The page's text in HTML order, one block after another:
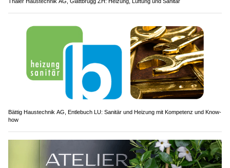
Bättig Haustechnik AG, Entlebuch LU: Sanitär und Heizung mit Kompetenz und Know-
how